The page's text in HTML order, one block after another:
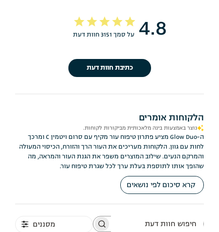
4.8 על סמך 3151 חוות דעת
כתיבת חוות דעת
הלקוחות אומרים
נוצר באמצעות בינה מלאכותית מביקורות לקוחות.
ה-Glow Duo מציע פתרון טיפוח עור מקיף עם סרום ויטמין C ומרכך
לחות עם גוון. הלקוחות מעריכים את העור הרך והזורח, הכיסוי המעולה
והמרקם הנעים. שילוב המוצרים משפר את הגנת העור והמראה, מה
שהופך אותו לתוספת בעלת ערך לכל שגרת טיפוח עור.
קרא סיכום לפי נושאים
חיפוש
מסננים